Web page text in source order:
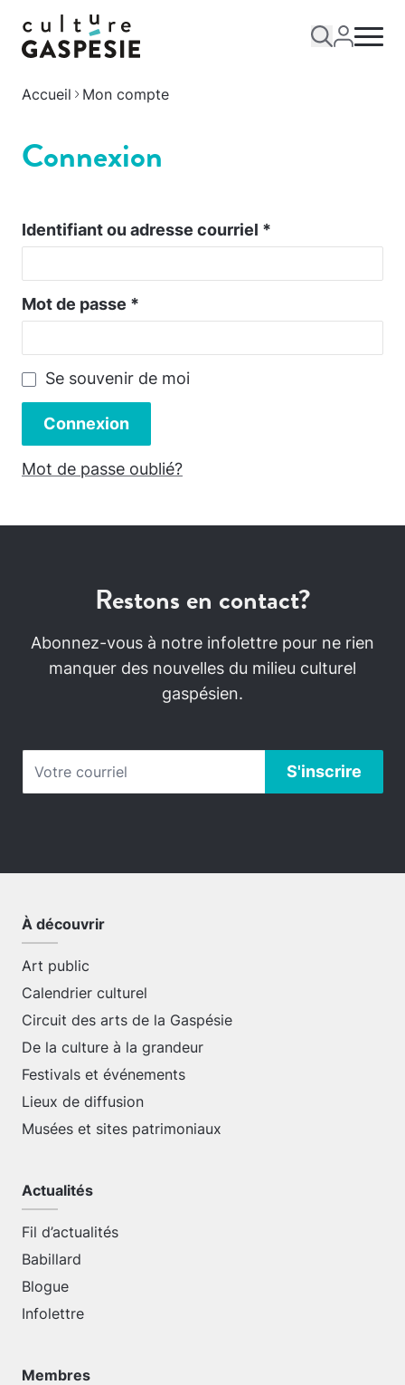
Accueil Mon compte
Connexion
Identifiant ou adresse courriel *
Mot de passe *
Se souvenir de moi
Connexion
Mot de passe oublié?
Restons en contact?
Abonnez-vous à notre infolettre pour ne rien
manquer des nouvelles du milieu culturel
gaspésien.
À découvrir
Art public
Calendrier culturel
Circuit des arts de la Gaspésie
De la culture à la grandeur
Festivals et événements
Lieux de diffusion
Musées et sites patrimoniaux
Actualités
Fil d’actualités
Babillard
Blogue
Infolettre
Membres